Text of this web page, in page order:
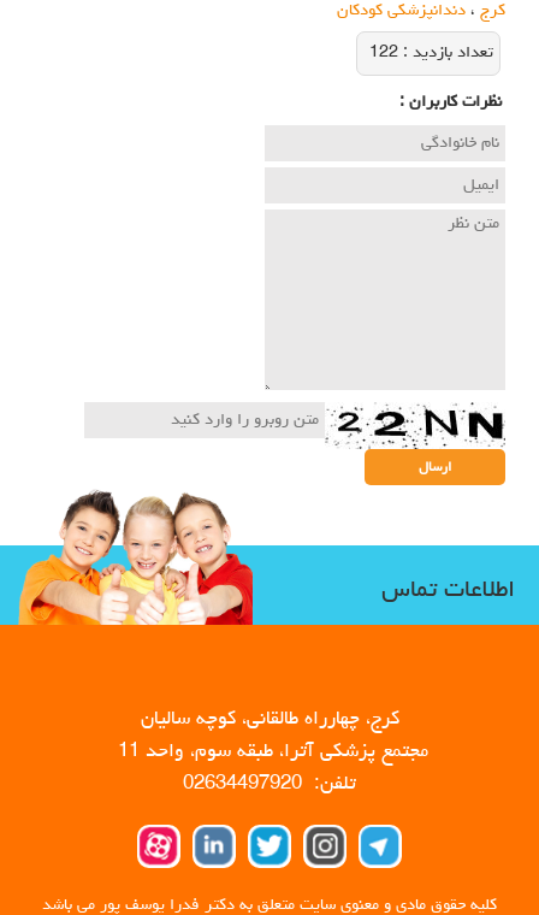
کرج، دندانپزشکی کودکان
تعداد بازديد : 122
نظرات كاربران :
اطلاعات تماس
کرج، چهارراه طالقانی، کوچه سالیان
مجتمع پزشکی آترا، طبقه سوم، واحد 11
تلفن: 02634497920
کلیه حقوق مادی و معنوی سایت متعلق به دکتر فدرا یوسف پور می باشد